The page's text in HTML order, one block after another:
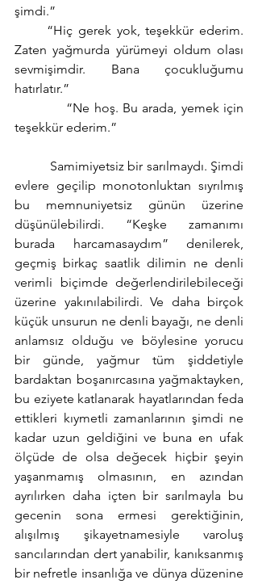
şimdi.”
Zaten yağmurda yürümeyi oldum olası
sevmişimdir. Bana çocukluğumu
hatırlatır.”
teşekkür ederim.”
evlere geçilip monotonluktan sıyrılmış
bu memnuniyetsiz günün üzerine
düşünülebilirdi. “Keşke zamanımı
burada harcamasaydım” denilerek,
geçmiş birkaç saatlik dilimin ne denli
verimli biçimde değerlendirilebileceği
üzerine yakınılabilirdi. Ve daha birçok
küçük unsurun ne denli bayağı, ne denli
anlamsız olduğu ve böylesine yorucu
bir günde, yağmur tüm şiddetiyle
bardaktan boşanırcasına yağmaktayken,
bu eziyete katlanarak hayatlarından feda
ettikleri kıymetli zamanlarının şimdi ne
kadar uzun geldiğini ve buna en ufak
ölçüde de olsa değecek hiçbir şeyin
yaşanmamış olmasının, en azından
ayrılırken daha içten bir sarılmayla bu
gecenin sona ermesi gerektiğinin,
alışılmış şikayetnamesiyle varoluş
sancılarından dert yanabilir, kanıksanmış
bir nefretle insanlığa ve dünya düzenine